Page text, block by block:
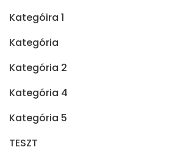
Kategóira 1
Kategória
Kategória 2
Kategória 4
Kategória 5
TESZT